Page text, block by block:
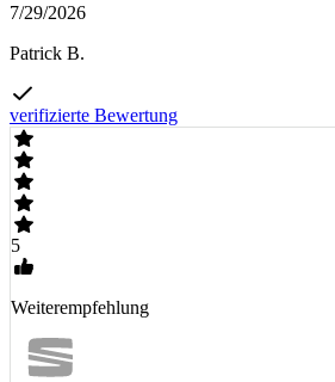
7/29/2026
Patrick B.
verifizierte Bewertung
5
Weiterempfehlung